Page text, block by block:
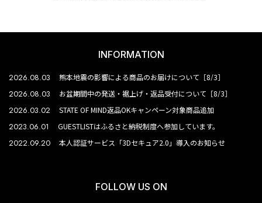
INFORMATION
2026.08.03 熊本地震の影響による商品のお届けについて［8/3］
2026.08.03 お盆期間中の発送・裾上げ・返品受付について［8/3］
2026.03.02 STATE OF MIND返品OKキャンペーン対象商品追加
2023.06.01 GUESTLISTはふるさと納税制度へ参加しています。
2022.09.20 本人認証サービス「3Dセキュア2.0」導入のお知らせ
FOLLOW US ON